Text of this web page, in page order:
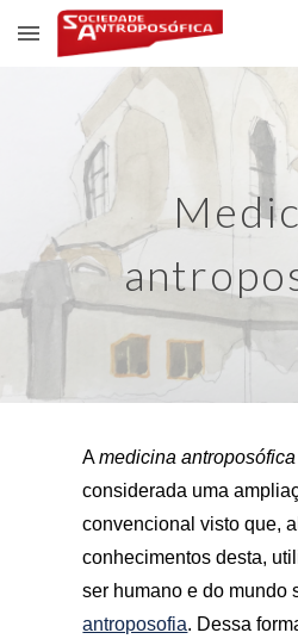
Skip to main content
Amedicina antroposófica
considerada uma
convencional visto que,
conhecimentos desta,
ser humano e do mundo
antroposofia. Dessa